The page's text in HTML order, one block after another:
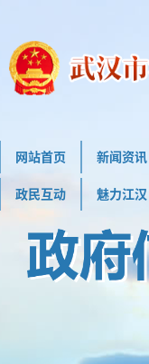
网站首页 新闻资讯
政民互动 魅力江汉